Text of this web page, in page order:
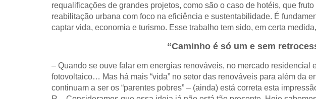
requalificações de grandes projetos, como são o caso de hotéis, que
reabilitação urbana com foco na eficiência e sustentabilidade. É
captar vida, economia e turismo. Esse trabalho tem sido, em certa
“Caminho é só um e sem
– Quando se ouve falar em energias renováveis, no mercado
fotovoltaico… Mas há mais “vida” no setor das renováveis para além da
continuam a ser os “parentes pobres” – (ainda) está correta esta